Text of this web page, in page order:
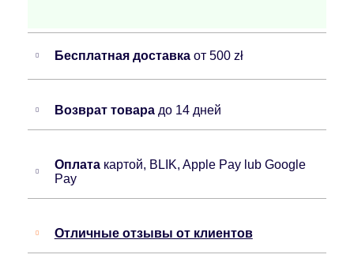
Бесплатная доставка от 500 zł
Возврат товара до 14 дней
Оплата картой, BLIK, Apple Pay lub Google
Pay
Отличные отзывы от клиентов